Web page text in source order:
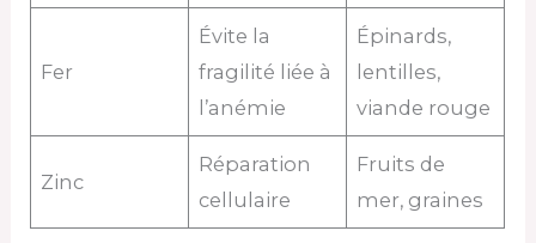
Fer
Évite la
fragilité liée à
l’anémie
Épinards,
lentilles,
viande rouge
Zinc
Réparation
cellulaire
Fruits de
mer, graines